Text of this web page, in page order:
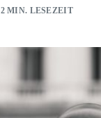
2 MIN. LESEZEIT